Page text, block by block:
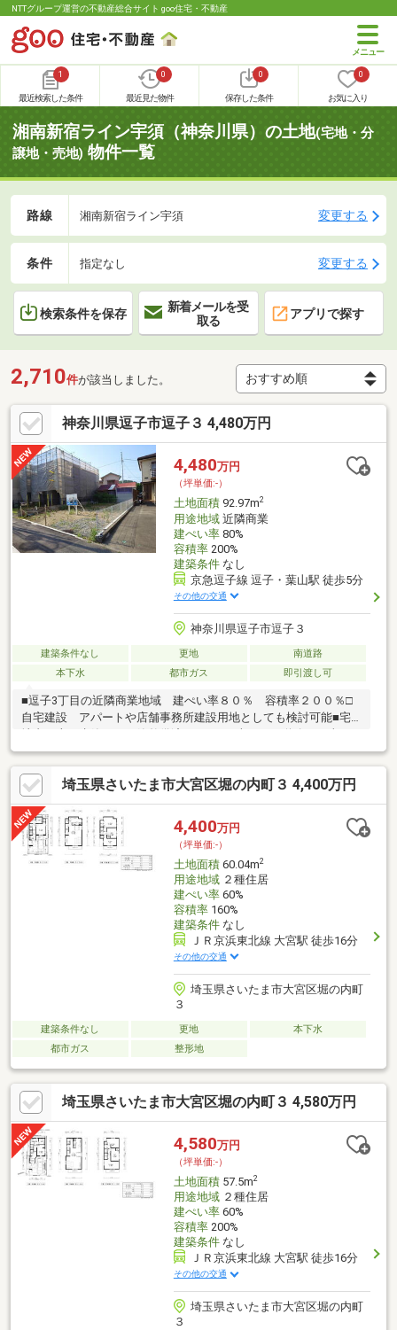
NTTグループ運営の不動産総合サイト goo住宅・不動産
1
最近検索した条件
0
最近見た物件
0
保存した条件
0
お気に入り
湘南新宿ライン宇須（神奈川県）の土地(宅地・分
譲地・売地) 物件一覧
路線 湘南新宿ライン宇須 変更する
条件 指定なし 変更する
検索条件を保存
新着メールを受
取る
アプリで探す
2,710件が該当しました。
神奈川県逗子市逗子３ 4,480万円
4,480万円
（坪単価:-）
土地面積92.97m2
用途地域近隣商業
建ぺい率80%
容積率200%
建築条件なし
京急逗子線 逗子・葉山駅 徒歩5分
その他の交通
神奈川県逗子市逗子３
建築条件なし 更地
南道路
本下水
都市ガス 即引渡し可
■逗子3丁目の近隣商業地域 建ぺい率８０％ 容積率２００％□
自宅建設 アパートや店舗事務所建設用地としても検討可能■宅
地内に上下水管・ガス管整備済みです。□南１０ｍ道路で日当た
りも良好。高低差もなく造成工事も不要です。■東側隣地は通路
になっているので開放感もあります。□3路線2駅利用可能で始発
駅 京急逗子・葉山駅5分 ＪＲ逗子駅7分。■逗子小学校も徒歩4
分通学出来ます。□スーパー・コンビニ・銀行・郵便局・商店
街・公共施設・各種クリニックが徒歩10分圏内に揃っている立地
です。■建築条件はありませんのでお好きなプランでお好きなハ
ウスメーカーで建築する事が出来ます。
埼玉県さいたま市大宮区堀の内町３ 4,400万円
4,400万円
（坪単価:-）
土地面積60.04m2
用途地域２種住居
建ぺい率60%
容積率160%
建築条件なし
ＪＲ京浜東北線 大宮駅 徒歩16分
その他の交通
埼玉県さいたま市大宮区堀の内町
３
建築条件なし 更地
本下水
都市ガス
整形地
埼玉県さいたま市大宮区堀の内町３ 4,580万円
4,580万円
（坪単価:-）
土地面積57.5m2
用途地域２種住居
建ぺい率60%
容積率200%
建築条件なし
ＪＲ京浜東北線 大宮駅 徒歩16分
その他の交通
埼玉県さいたま市大宮区堀の内町
３